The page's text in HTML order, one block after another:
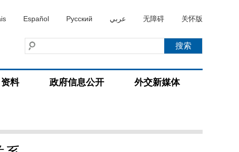
Español Русский عربي 无障碍 关怀版
资料 政府信息公开 外交新媒体